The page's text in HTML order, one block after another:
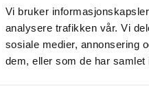
Vi bruker
analysere trafikken vår. Vi
sosiale medier, annonsering
dem, eller som de har
Sjanger
Illustratør
Antall Sider